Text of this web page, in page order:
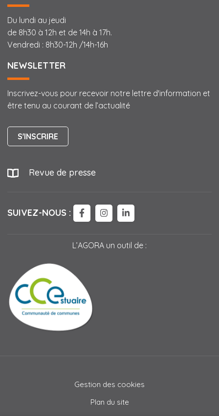
Du lundi au jeudi
de 8h30 à 12h et de 14h à 17h.
Vendredi : 8h30-12h /14h-16h
NEWSLETTER
Inscrivez-vous pour recevoir notre lettre d'information et
être tenu au courant de l’actualité
S'INSCRIRE
Revue de presse
SUIVEZ-NOUS : LIEN VERS LE COMPTE
LIEN VERS LE COMPTE
LIEN VERS LE
L’AGORA un outil de :
Gestion des cookies
Plan du site